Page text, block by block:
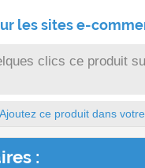
les sites e-
clics ce produit
Ajoutez ce produit dans
: